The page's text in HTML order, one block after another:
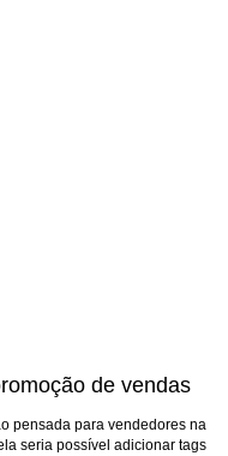
de vendas
pensada para vendedores na
seria possível adicionar tags